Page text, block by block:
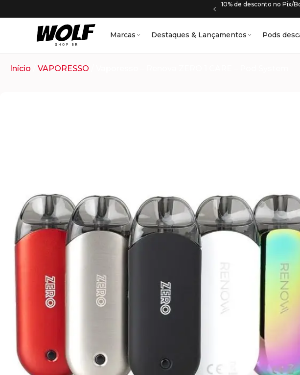
10% de desconto no Pix/
Marcas Destaques & Lançamentos Pods
Início VAPORESSO